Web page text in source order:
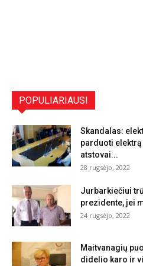
POPULIARIAUSI
Skandalas:
parduoti
atstovai...
28 rugsėjo, 2022
Jurbarkiečiui
prezidente, jei
24 rugsėjo, 2022
Maitvanagių
didelio karo ir